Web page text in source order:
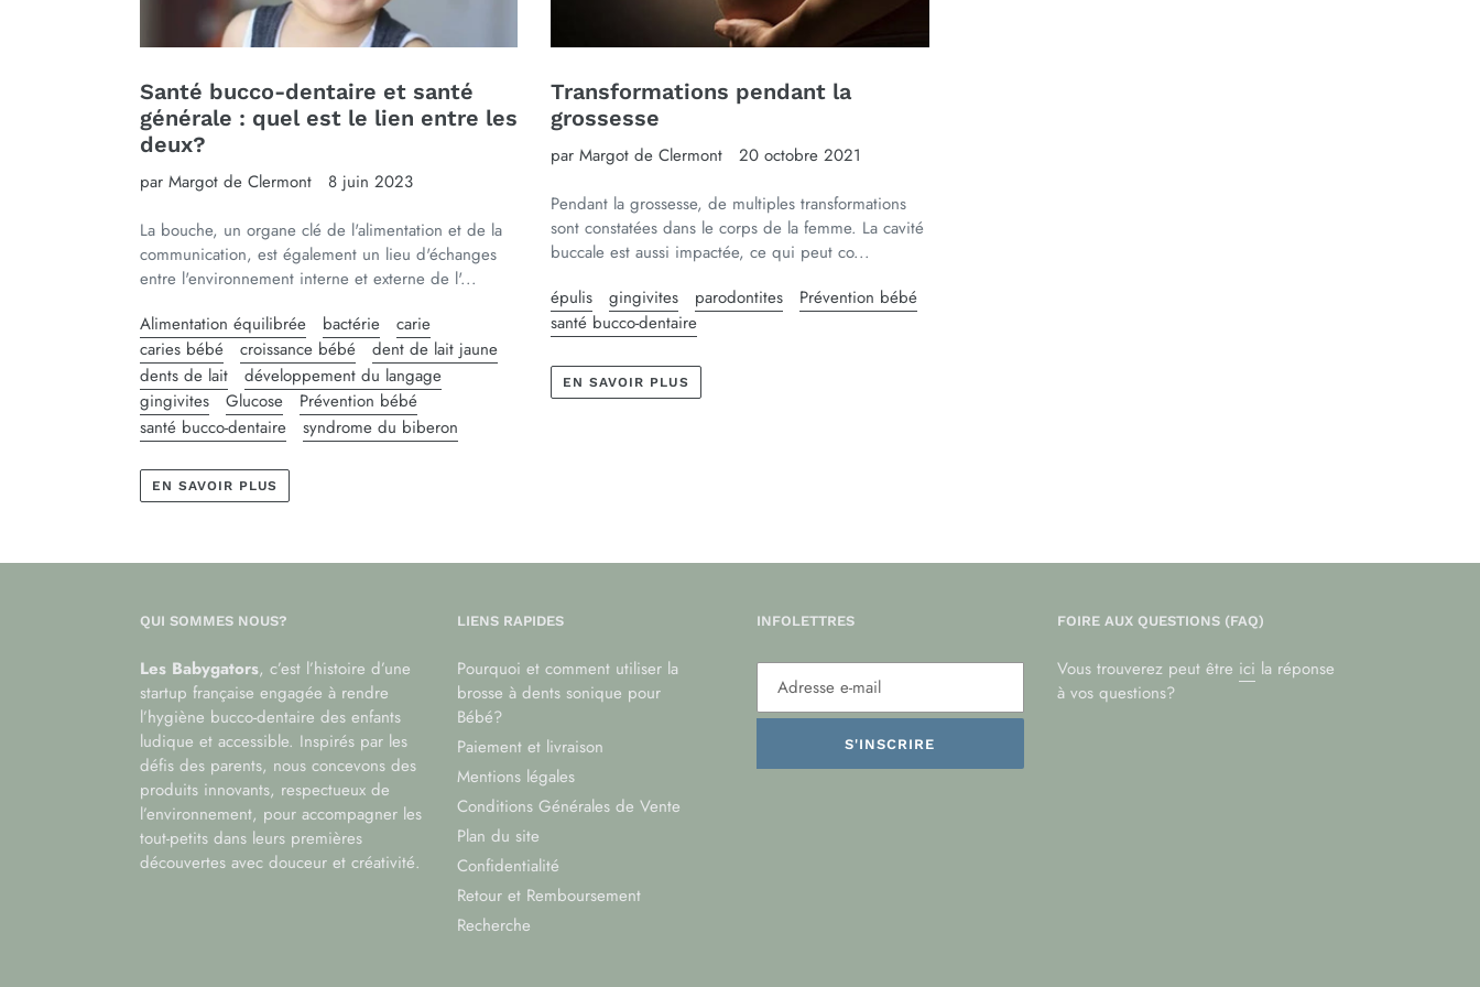
Santé bucco-dentaire et santé
générale : quel est le lien entre les
deux?
par Margot de Clermont
8 juin 2023
La bouche, un organe clé de l'alimentation et de la
communication, est également un lieu d'échanges
entre l'environnement interne et externe de l'...
Alimentation équilibrée
bactérie
carie
caries bébé
croissance bébé
dent de lait jaune
dents de lait
développement du langage
gingivites
Glucose
Prévention bébé
santé bucco-dentaire
syndrome du biberon
EN SAVOIR PLUS
Transformations pendant la
grossesse
par Margot de Clermont
20 octobre 2021
Pendant la grossesse, de multiples transformations
sont constatées dans le corps de la femme. La cavité
buccale est aussi impactée, ce qui peut co...
épulis
gingivites parodontites
Prévention bébé
santé bucco-dentaire
EN SAVOIR PLUS
QUI SOMMES NOUS?
Les Babygators, c’est l’histoire d’une
startup française engagée à rendre
l’hygiène bucco-dentaire des enfants
ludique et accessible. Inspirés par les
défis des parents, nous concevons des
produits innovants, respectueux de
l’environnement, pour accompagner les
tout-petits dans leurs premières
découvertes avec douceur et créativité.
LIENS RAPIDES
Pourquoi et comment utiliser la
brosse à dents sonique pour
Bébé?
Paiement et livraison
Mentions légales
Conditions Générales de Vente
Plan du site
Confidentialité
Retour et Remboursement
Recherche
INFOLETTRES
S'INSCRIRE
FOIRE AUX QUESTIONS (FAQ)
Vous trouverez peut être ici la réponse
à vos questions?